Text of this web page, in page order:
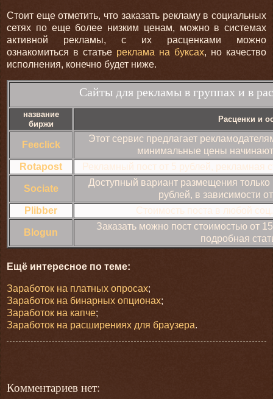
Стоит еще отметить, что заказать рекламу в социальных
сетях по еще более низким ценам, можно в системах
активной рекламы, с их расценками можно
ознакомиться в статье реклама на буксах, но качество
исполнения, конечно будет ниже.
Сайты для рекламы в группах и в
название
биржи
Расценки и
Feeclick
Этот сервис предлагает
минимальные цены
Rotapost
Рекламный пост от 5 рублей, рекламная
Sociate
Доступный вариант размещения
рублей, в зависимости
Plibber
Стоимость поста в любой
Blogun
Заказать можно пост стоимостью от
подробная
Ещё интересное по теме:
Заработок на платных опросах;
Заработок на бинарных опционах;
Заработок на капче;
Заработок на расширениях для браузера.
Комментариев нет: